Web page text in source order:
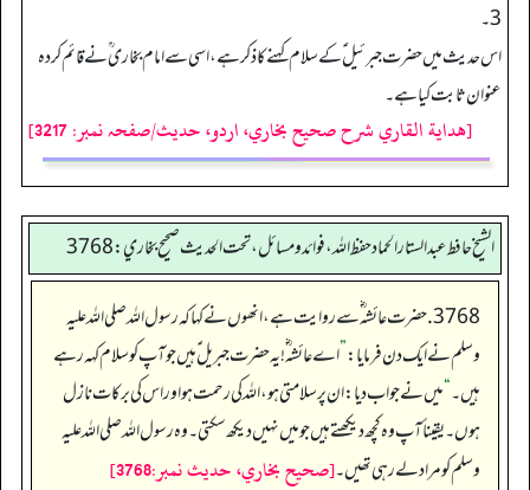
3۔
اس حدیث میں حضرت جبرئیل ؑ کے سلام کہنے کا ذکر ہے، اسی سے امام بخاری ؒ نے قائم کردہ
عنوان ثابت کیا ہے۔
[هداية القاري شرح صحيح بخاري، اردو، حدیث/صفحہ نمبر: 3217]
الشيخ حافط عبدالستار الحماد حفظ الله، فوائد و مسائل، تحت الحديث صحيح بخاري:3768
3768. حضرت عائشہ ؓ سے روایت ہے، انھوں نے کہا کہ رسول اللہ صلی اللہ علیہ
وسلم نے ایک دن فرمایا:”اے عائشه ؓ!یہ حضرت جبریل ؑ ہیں جو آپ کو سلام کہہ رہے
ہیں۔“میں نے جواب دیا: ان پر سلامتی ہو، اللہ کی رحمت ہو اور اس کی برکات نازل
ہوں۔ یقیناً آپ وہ کچھ دیکھتے ہیں جو میں نہیں دیکھ سکتی۔ وہ رسول اللہ صلی اللہ علیہ
وسلم کو مراد لے رہی تھیں۔[صحيح بخاري، حديث نمبر:3768]